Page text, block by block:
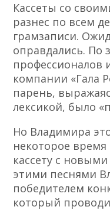
Кассеты со
разнес по всем
грамзаписи.
оправдались. По
профессионалов
компании «Гала
парень,
лексикой, было
Но Владимира
некоторое
кассету с
этими песнями
победителем
который